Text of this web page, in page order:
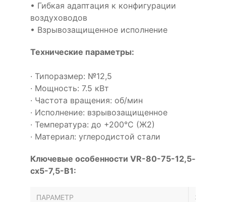
• Гибкая адаптация к конфигурации
воздуховодов
• Взрывозащищенное исполнение
Технические параметры:
· Типоразмер: №12,5
· Мощность: 7.5 кВт
· Частота вращения: об/мин
· Исполнение: взрывозащищенное
· Температура: до +200°С (Ж2)
· Материал: углеродистой стали
Ключевые особенности VR-80-75-12,5-
cx5-7,5-B1:
ПАРАМЕТР